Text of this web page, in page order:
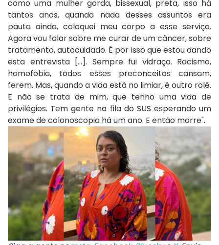
como uma mulher gorda, bissexual, preta, isso há
tantos anos, quando nada desses assuntos era
pauta ainda, coloquei meu corpo a esse serviço.
Agora vou falar sobre me curar de um câncer, sobre
tratamento, autocuidado. É por isso que estou dando
esta entrevista [...]. Sempre fui vidraça. Racismo,
homofobia, todos esses preconceitos cansam,
ferem. Mas, quando a vida está no limiar, é outro rolê.
E não se trata de mim, que tenho uma vida de
privilégios. Tem gente na fila do SUS esperando um
exame de colonoscopia há um ano. E então morre".